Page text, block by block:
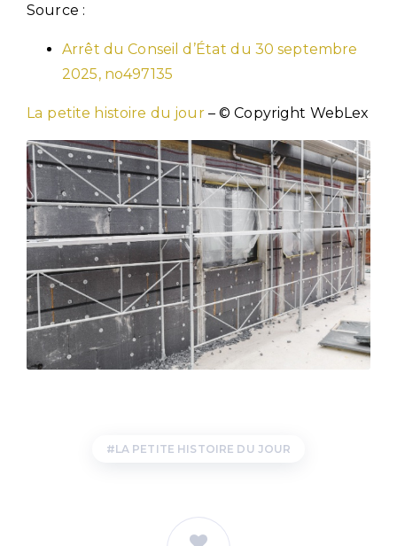
Source :
Arrêt du Conseil d’État du 30 septembre
2025, no497135
La petite histoire du jour– © Copyright WebLex
LA PETITE HISTOIRE DU JOUR